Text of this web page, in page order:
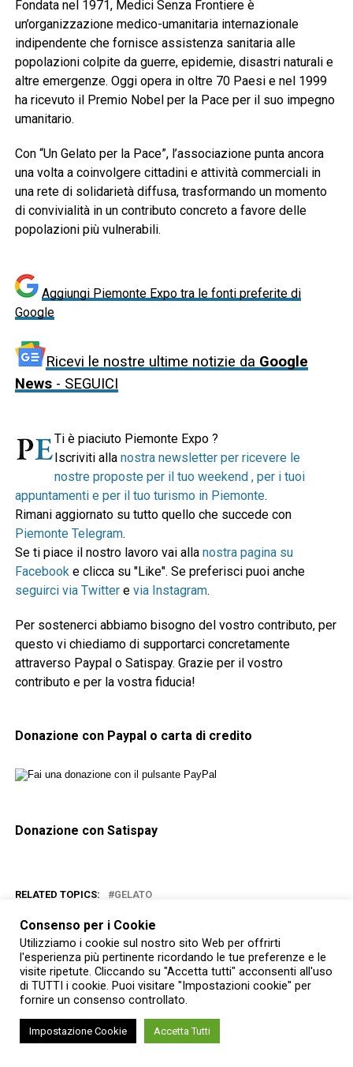
Fondata nel 1971, Medici Senza Frontiere è
un’organizzazione medico-umanitaria internazionale
indipendente che fornisce assistenza sanitaria alle
popolazioni colpite da guerre, epidemie, disastri naturali e
altre emergenze. Oggi opera in oltre 70 Paesi e nel 1999
ha ricevuto il Premio Nobel per la Pace per il suo impegno
umanitario.
Con “Un Gelato per la Pace”, l’associazione punta ancora
una volta a coinvolgere cittadini e attività commerciali in
una rete di solidarietà diffusa, trasformando un momento
di convivialità in un contributo concreto a favore delle
popolazioni più vulnerabili.
Aggiungi Piemonte Expo tra le fonti preferite di
Google
Ricevi le nostre ultime notizie da Google
News- SEGUICI
Ti è piaciuto Piemonte Expo ?
Iscriviti alla nostra newsletter per ricevere le
nostre proposte per il tuo weekend , per i tuoi
appuntamenti e per il tuo turismo in Piemonte.
Rimani aggiornato su tutto quello che succede con
Piemonte Telegram.
Se ti piace il nostro lavoro vai alla nostra pagina su
Facebooke clicca su "Like". Se preferisci puoi anche
seguirci via Twittere via Instagram.
Per sostenerci abbiamo bisogno del vostro contributo, per
questo vi chiediamo di supportarci concretamente
attraverso Paypal o Satispay. Grazie per il vostro
contributo e per la vostra fiducia!
Donazione con Paypal o carta di credito
Donazione con Satispay
RELATED TOPICS: GELATO
YOU MAY LIKE
ENOGASTRONOMIA
Consenso per i Cookie
Utilizziamo i cookie sul nostro sito Web per offrirti
l'esperienza più pertinente ricordando le tue preferenze e le
visite ripetute. Cliccando su "Accetta tutti" acconsenti all'uso
di TUTTI i cookie. Puoi visitare "Impostazioni cookie" per
fornire un consenso controllato.
Impostazione Cookie Accetta Tutti